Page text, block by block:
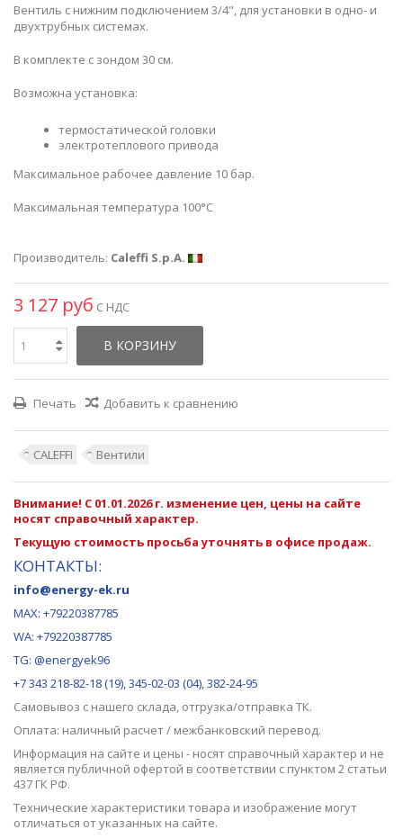
Вентиль с нижним подключением 3/4", для установки в одно- и
двухтрубных системах.
В комплекте с зондом 30 см.
Возможна установка:
термостатической головки
электротеплового привода
Максимальное рабочее давление 10 бар.
Максимальная температура 100°С
Производитель: Caleffi S.p.A.
3 127 руб С НДС
В КОРЗИНУ
Печать Добавить к сравнению
CALEFFI Вентили
Внимание! С 01.01.2026 г. изменение цен, цены на сайте
носят справочный характер.
Текущую стоимость просьба уточнять в офисе продаж.
КОНТАКТЫ:
info@energy-ek.ru
MAX: +79220387785
WA: +79220387785
TG: @energyek96
+7 343 218-82-18 (19), 345-02-03 (04), 382-24-95
Самовывоз с нашего склада, отгрузка/отправка ТК.
Оплата: наличный расчет / межбанковский перевод.
Информация на сайте и цены - носят справочный характер и не
является публичной офертой в соответствии с пунктом 2 статьи
437 ГК РФ.
Технические характеристики товара и изображение могут
отличаться от указанных на сайте.